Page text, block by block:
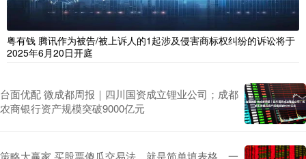
粤有钱 腾讯作为被告/被上诉人的1起涉及侵害商标权纠纷的诉讼将于
2025年6月20日开庭
台面优配 微成都周报｜四川国资成立锂业公司；成都
农商银行资产规模突破9000亿元
策略大赢家 买股票傻瓜交易法，就是简单填表格，一